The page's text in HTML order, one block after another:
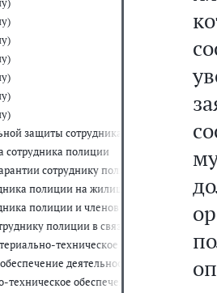
защиты сотрудника полиции (ст.ст. 42
сотрудника полиции
сотруднику полиции и выплаты
полиции на жилищное обеспечение
полиции и членов его семьи на
полиции в связи с
техническое обеспечение
деятельности полиции
техническое обеспечение деятельности